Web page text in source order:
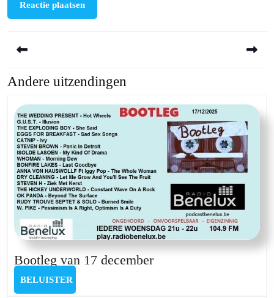
Previous
Andere uitzendingen
Bootleg van 17 decemberBootleg
BELUISTER